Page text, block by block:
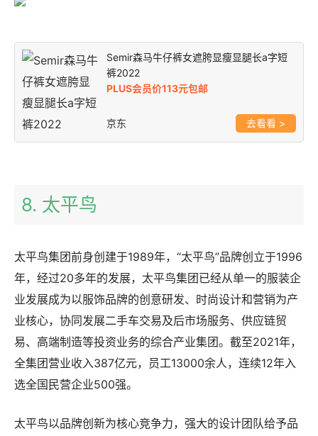
Semir森马牛仔裤女遮胯显瘦显腿长a字短
裤2022
PLUS会员价113元包邮
京东 >
8. 太平鸟
太平鸟集团前身创建于1989年，“太平鸟”品牌创立于1996
年，经过20多年的发展，太平鸟集团已经从单一的服装企
业发展成为以服饰品牌的创意研发、时尚设计和营销为产
业核心，协同发展二手车交易及后市场服务、供应链贸
易、高端制造等投资业务的综合产业集团。截至2021年，
全集团营业收入387亿元，员工13000余人，连续12年入
选全国民营企业500强。
太平鸟以品牌创新为核心竞争力，强大的设计团队给予品